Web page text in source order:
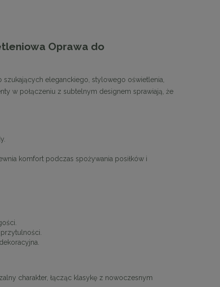
Oprawa do
eleganckiego, stylowego oświetlenia,
w połączeniu z subtelnym designem sprawiają, że
komfort podczas spożywania posiłków i
charakter, łącząc klasykę z nowoczesnym